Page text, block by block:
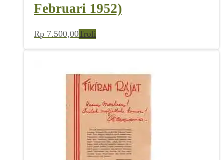
Februari 1952)
Rp 7.500,00Troli